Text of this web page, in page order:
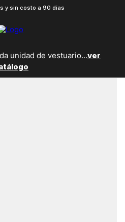
y sin costo a 90 días
unidad de vestuario...ver